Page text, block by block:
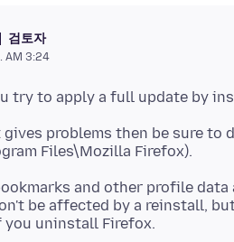
검토자
AM 3:24
problems then be sure to
and other profile
be affected by a reinstall,